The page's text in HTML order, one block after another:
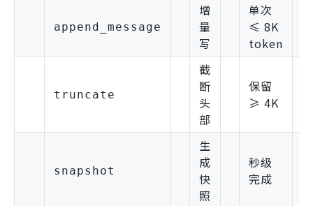
append_message
增
量
写
单次
≤ 8K
token
truncate
截
断
头
部
保留
≥ 4K
snapshot
生
成
快
照
秒级
完成